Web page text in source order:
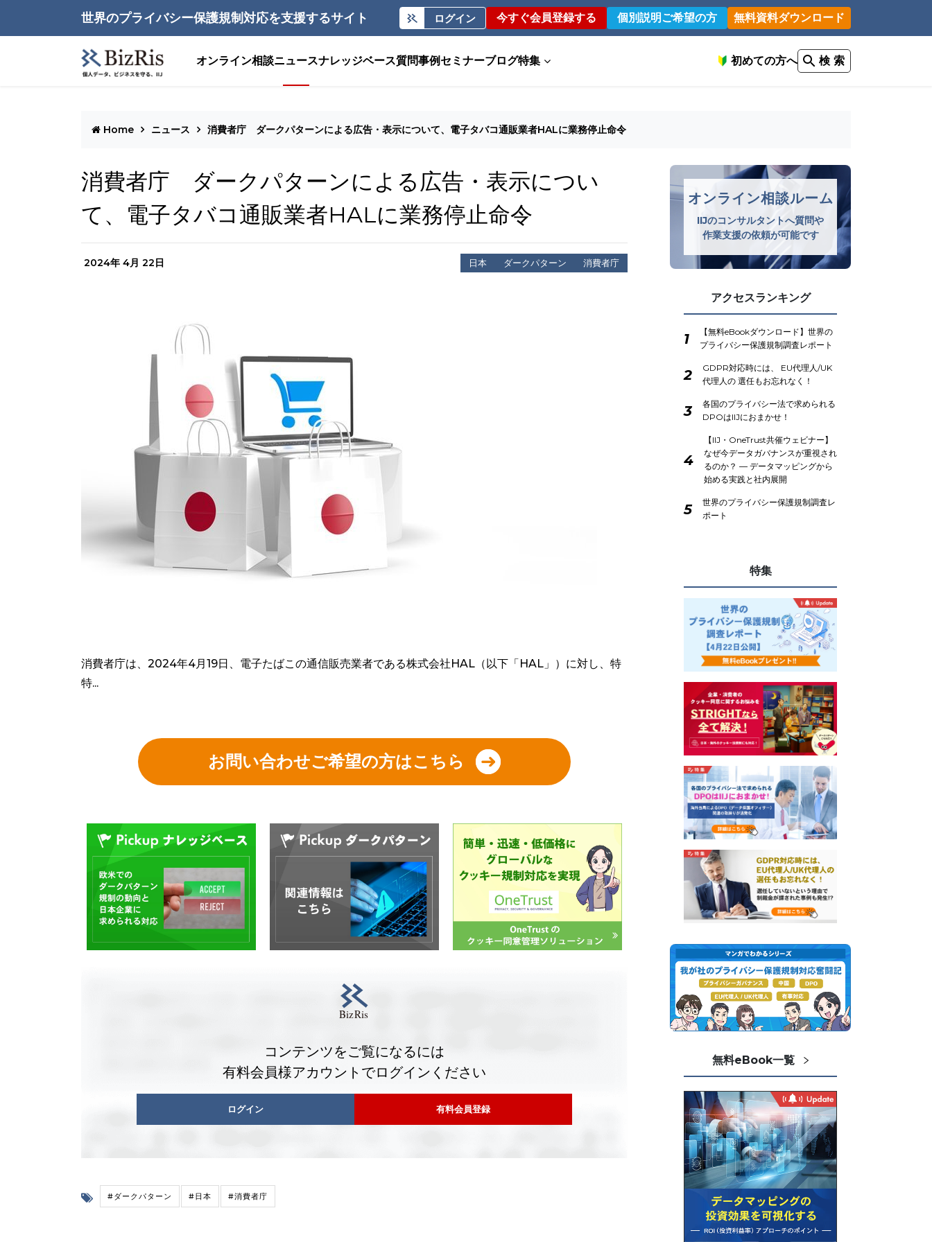
世界のプライバシー保護規制対応を支援するサイト ログイン 今すぐ会員登録する 個別説明ご希望の方 無料資料ダウンロード
オンライン相談ニュースナレッジベース質問事例 セミナーブログ特集 初めての方へ 検 索
Home ニュース 消費者庁 ダークパターンによる広告・表示について、電子タバコ通販業者HALに業務停止命令
消費者庁 ダークパターンによる広告・表示につい
て、電子タバコ通販業者HALに業務停止命令
2024年 4月 22日 日本 ダークパターン 消費者庁
消費者庁は、2024年4月19日、電子たばこの通信販売業者である株式会社HAL（以下「HAL」）に対し、特
特...
お問い合わせご希望の方はこちら
コンテンツをご覧になるには
有料会員様アカウントでログインください
ログイン 有料会員登録
#ダークパターン #日本 #消費者庁
オンライン相談ルーム
IIJのコンサルタントへ質問や
作業支援の依頼が可能です
アクセスランキング
1
【無料eBookダウンロード】世界の
プライバシー保護規制調査レポート
2
GDPR対応時には、 EU代理人/UK
代理人の 選任もお忘れなく！
3
各国のプライバシー法で求められる
DPOはIIJにおまかせ！
4
【IIJ・OneTrust共催ウェビナー】
なぜ今データガバナンスが重視され
るのか？ ― データマッピングから
始める実践と社内展開
5
世界のプライバシー保護規制調査レ
ポート
特集
無料eBook一覧